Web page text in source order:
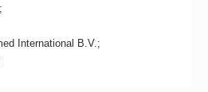
International B.V.;